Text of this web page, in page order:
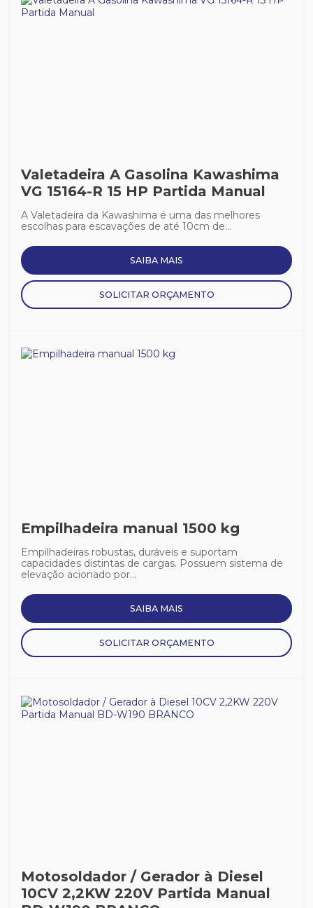
Valetadeira A Gasolina Kawashima
VG 15164-R 15 HP Partida Manual
A Valetadeira da Kawashima é uma das melhores
escolhas para escavações de até 10cm de...
SAIBA MAIS
SOLICITAR ORÇAMENTO
Empilhadeira manual 1500 kg
Empilhadeiras robustas, duráveis e suportam
capacidades distintas de cargas. Possuem sistema de
elevação acionado por...
SAIBA MAIS
SOLICITAR ORÇAMENTO
Motosoldador / Gerador à Diesel
10CV 2,2KW 220V Partida Manual